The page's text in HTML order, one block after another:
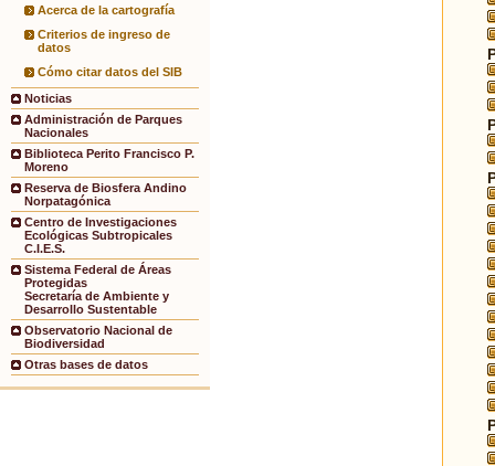
Acerca de la cartografía
Criterios de ingreso de
datos
Cómo citar datos del SIB
Noticias
Administración de Parques
Nacionales
Biblioteca Perito Francisco P.
Moreno
Reserva de Biosfera Andino
Norpatagónica
Centro de Investigaciones
Ecológicas Subtropicales
C.I.E.S.
Sistema Federal de Áreas
Protegidas
Secretaría de Ambiente y
Desarrollo Sustentable
Observatorio Nacional de
Biodiversidad
Otras bases de datos